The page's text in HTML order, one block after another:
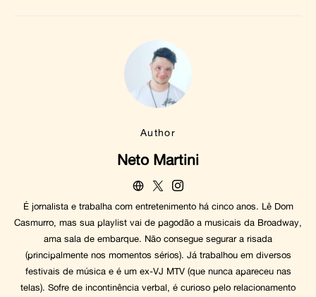
Author
Neto Martini
É jornalista e trabalha com entretenimento há cinco anos. Lê Dom
Casmurro, mas sua playlist vai de pagodão a musicais da Broadway,
ama sala de embarque. Não consegue segurar a risada
(principalmente nos momentos sérios). Já trabalhou em diversos
festivais de música e é um ex-VJ MTV (que nunca apareceu nas
telas). Sofre de incontinência verbal, é curioso pelo relacionamento